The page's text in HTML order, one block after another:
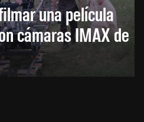
una película
cámaras IMAX de